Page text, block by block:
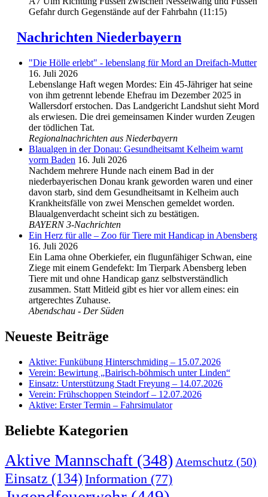
Gefahr durch Gegenstände auf der Fahrbahn (11:15)
Nachrichten Niederbayern
"Die Hölle erlebt" - lebenslang für Mord an Dreifach-Mutter
16. Juli 2026
Lebenslange Haft wegen Mordes: Ein 45-Jähriger hat seine
von ihm getrennt lebende Ehefrau im Dezember 2025 in
Wallersdorf erstochen. Das Landgericht Landshut sieht Mord
als erwiesen. Die drei gemeinsamen Kinder wurden Zeugen
der tödlichen Tat.
Regionalnachrichten aus Niederbayern
Blaualgen in der Donau: Gesundheitsamt Kelheim warnt
vorm Baden 16. Juli 2026
Nachdem mehrere Hunde nach einem Bad in der
niederbayerischen Donau krank geworden waren und einer
davon starb, sind dem Gesundheitsamt in Kelheim auch
Krankheitsfälle von zwei Menschen gemeldet worden.
Blaualgenverdacht scheint sich zu bestätigen.
BAYERN 3-Nachrichten
Ein Herz für alle – Zoo für Tiere mit Handicap in Abensberg
16. Juli 2026
Ein Lama ohne Oberkiefer, ein flugunfähiger Schwan, eine
Ziege mit einem Gendefekt: Im Tierpark Abensberg leben
Tiere mit und ohne Handicap ganz selbstverständlich
zusammen. Statt Mitleid gibt es hier vor allem eines: ein
artgerechtes Zuhause.
Abendschau - Der Süden
Neueste Beiträge
Aktive: Funkübung Hinterschmiding – 15.07.2026
Verein: Bewirtung „Bairisch-böhmisch unter Linden“
Einsatz: Unterstützung Stadt Freyung – 14.07.2026
Verein: Frühschoppen Steindorf – 12.07.2026
Aktive: Erster Termin – Fahrsimulator
Beliebte Kategorien
Aktive Mannschaft (348) Atemschutz (50)
Einsatz (134) Information (77)